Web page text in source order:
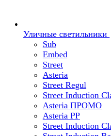
Уличные светильники
Sub
Embed
Street
Asteria
Street Regul
Street Induction
Asteria ПРОМО
Asteria PP
Street Induction